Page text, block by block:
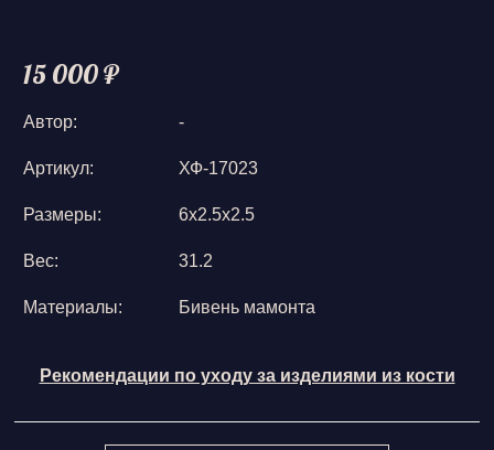
15 000 ₽
Автор: -
Артикул: ХФ-17023
Размеры: 6х2.5х2.5
Вес: 31.2
Материалы: Бивень мамонта
Рекомендации по уходу за изделиями из кости